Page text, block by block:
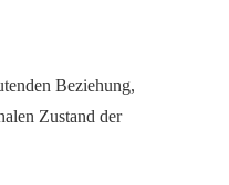
Beziehung,
Zustand der